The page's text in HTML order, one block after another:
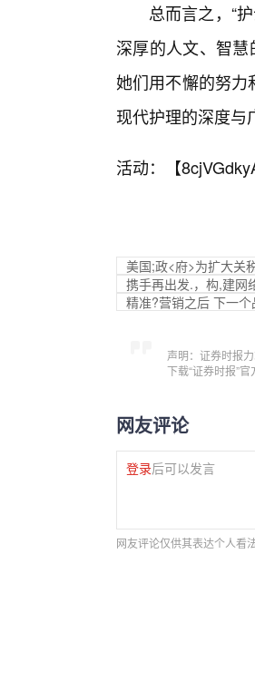
总而言之，“
深厚的人文、智
她们用不懈的努力
现代护理的深度与
活动：【
美国;政<府>为扩大关
携手再出发.，构,建
精准?营销之后 下一个
声明：证券时报
下载“证券时报”
网友评论
登录后可以发言
网友评论仅供其表达个人看